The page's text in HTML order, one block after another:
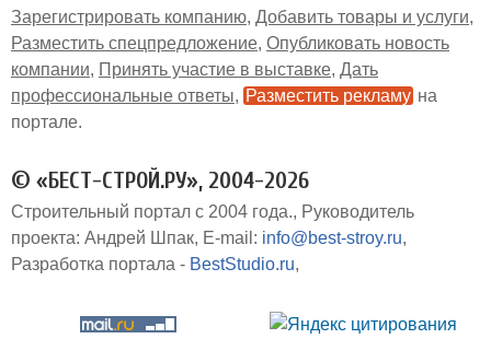
Зарегистрировать компанию Добавить товары и услуги
Разместить спецпредложение Опубликовать новость
компании
Принять участие в выставке Дать
профессиональные ответы
Разместить рекламу на
портале
© «БЕСТ-СТРОЙ.РУ», 2004-2026
Строительный портал с 2004 года.
Руководитель
проекта: Андрей Шпак E-mail: info@best-stroy.ru
Разработка портала - BestStudio.ru